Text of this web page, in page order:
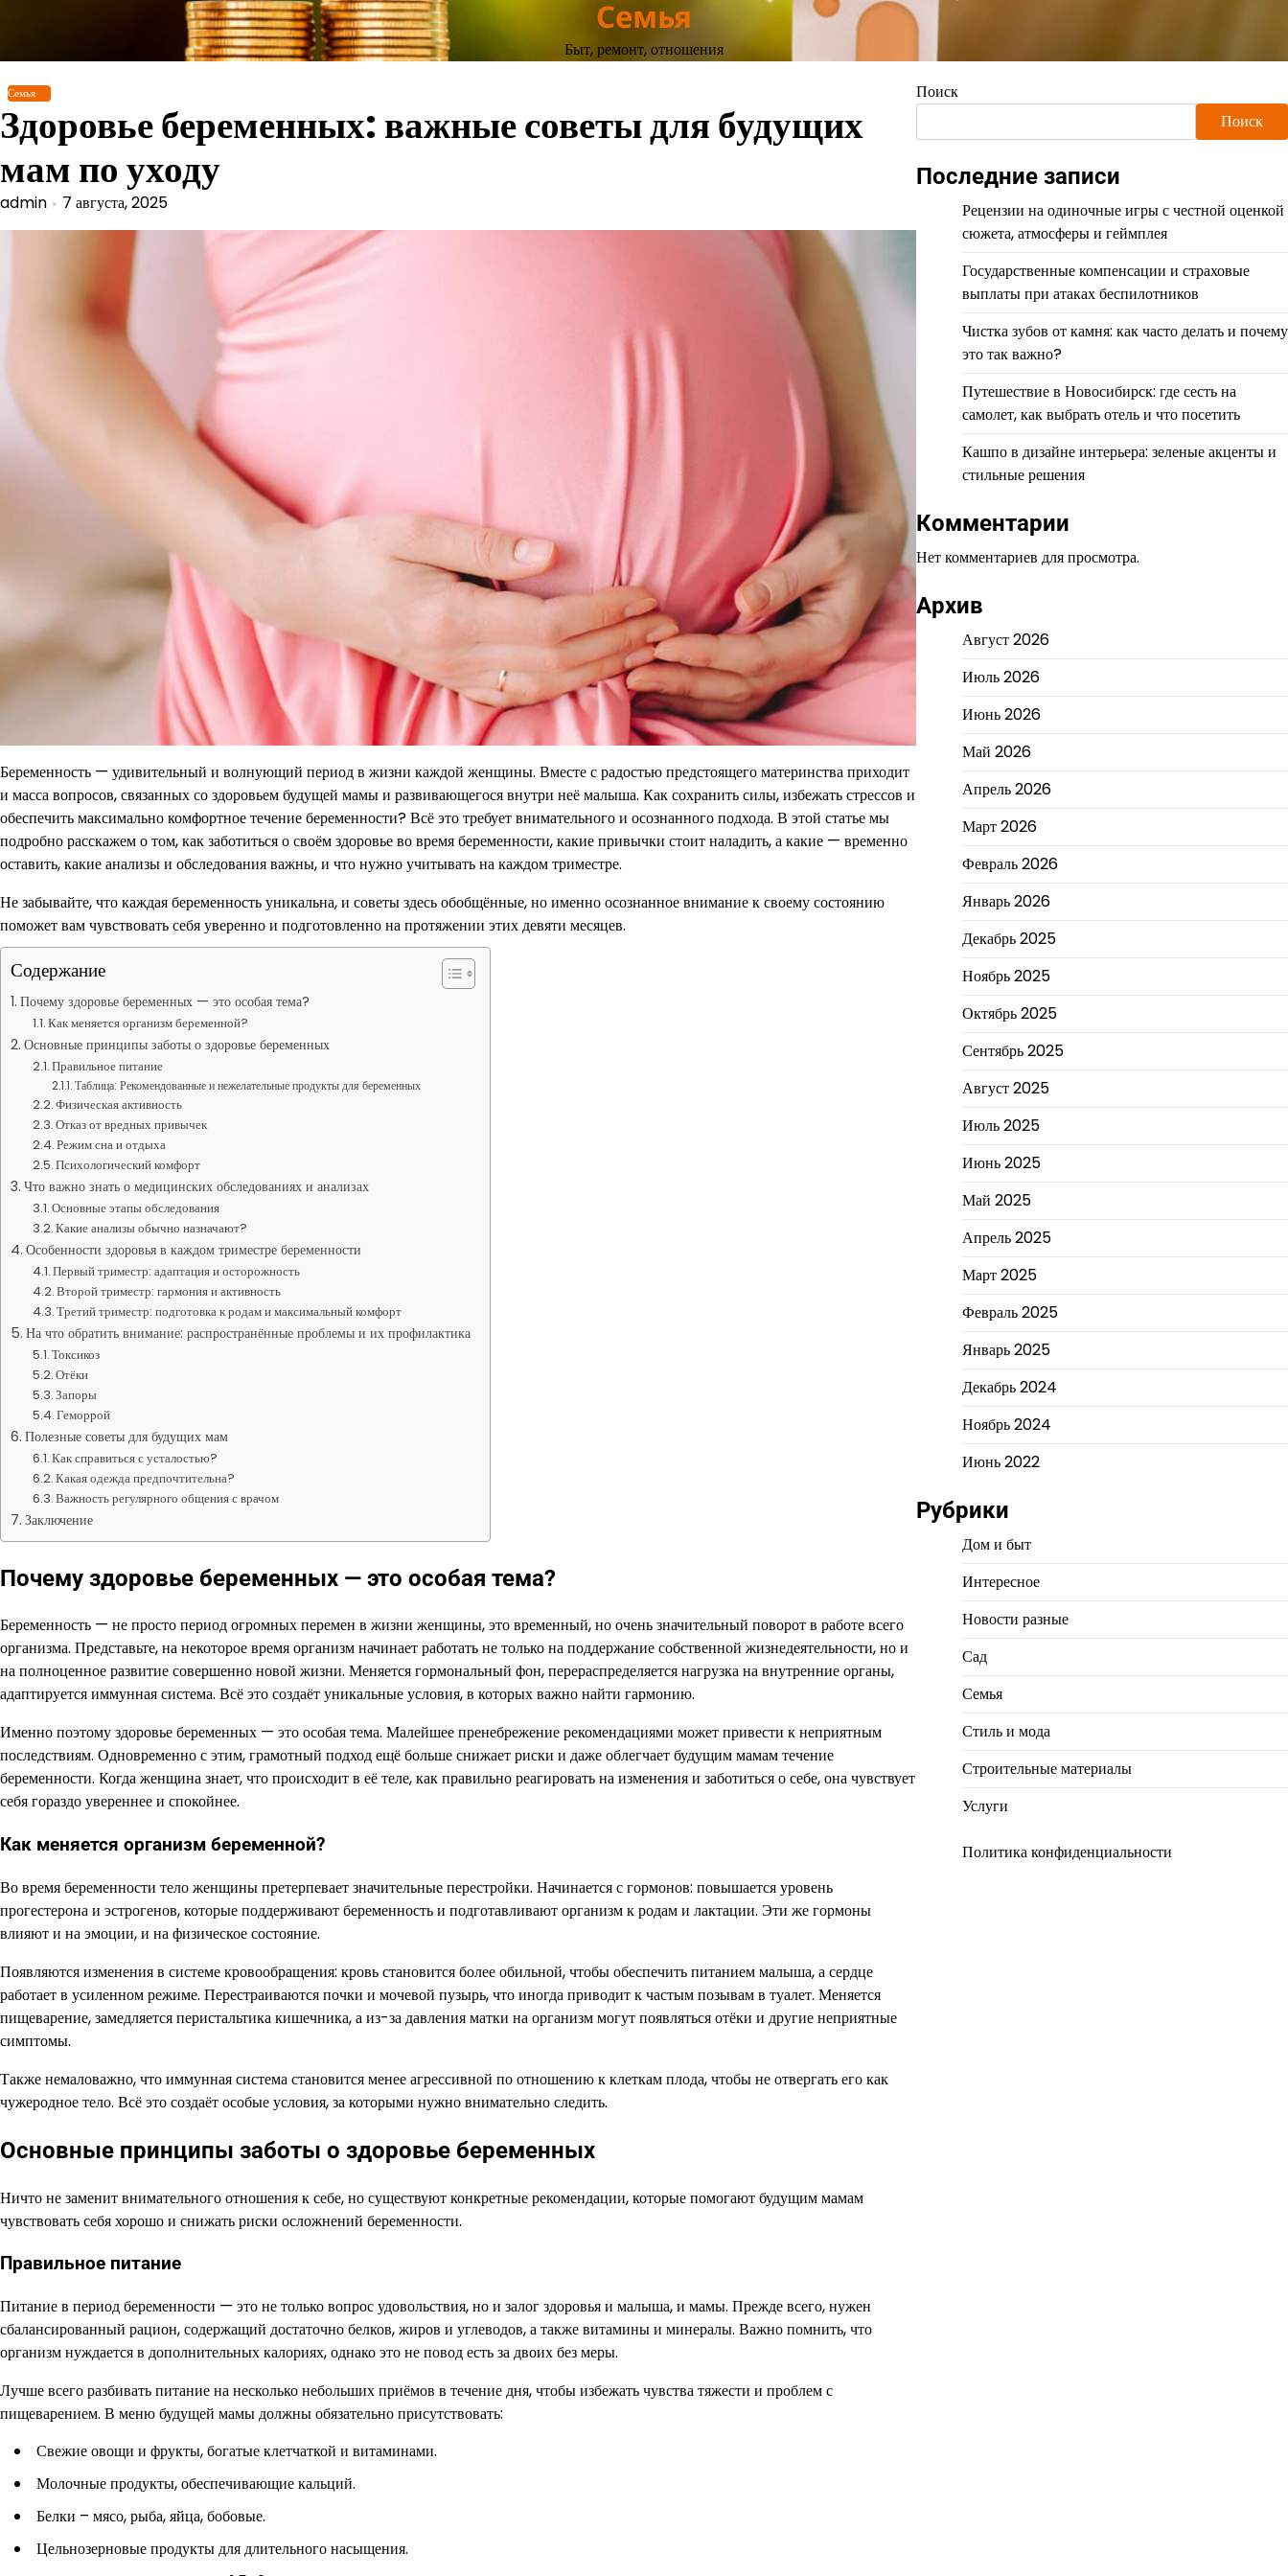
содержимому
Семья
Быт, ремонт, отношения
Семья
Здоровье беременных: важные советы для будущих
мам по уходу
admin 7 августа, 2025
Беременность — удивительный и волнующий период в жизни каждой женщины. Вместе с радостью предстоящего материнства приходит
и масса вопросов, связанных со здоровьем будущей мамы и развивающегося внутри неё малыша. Как сохранить силы, избежать стрессов и
обеспечить максимально комфортное течение беременности? Всё это требует внимательного и осознанного подхода. В этой статье мы
подробно расскажем о том, как заботиться о своём здоровье во время беременности, какие привычки стоит наладить, а какие — временно
оставить, какие анализы и обследования важны, и что нужно учитывать на каждом триместре.
Не забывайте, что каждая беременность уникальна, и советы здесь обобщённые, но именно осознанное внимание к своему состоянию
поможет вам чувствовать себя уверенно и подготовленно на протяжении этих девяти месяцев.
Содержание
Почему здоровье беременных — это особая тема?
Как меняется организм беременной?
Основные принципы заботы о здоровье беременных
Правильное питание
Таблица: Рекомендованные и нежелательные продукты для беременных
Физическая активность
Отказ от вредных привычек
Режим сна и отдыха
Психологический комфорт
Что важно знать о медицинских обследованиях и анализах
Основные этапы обследования
Какие анализы обычно назначают?
Особенности здоровья в каждом триместре беременности
Первый триместр: адаптация и осторожность
Второй триместр: гармония и активность
Третий триместр: подготовка к родам и максимальный комфорт
На что обратить внимание: распространённые проблемы и их профилактика
Токсикоз
Отёки
Запоры
Геморрой
Полезные советы для будущих мам
Как справиться с усталостью?
Какая одежда предпочтительна?
Важность регулярного общения с врачом
Заключение
Почему здоровье беременных — это особая тема?
Беременность — не просто период огромных перемен в жизни женщины, это временный, но очень значительный поворот в работе всего
организма. Представьте, на некоторое время организм начинает работать не только на поддержание собственной жизнедеятельности, но и
на полноценное развитие совершенно новой жизни. Меняется гормональный фон, перераспределяется нагрузка на внутренние органы,
адаптируется иммунная система. Всё это создаёт уникальные условия, в которых важно найти гармонию.
Именно поэтому здоровье беременных — это особая тема. Малейшее пренебрежение рекомендациями может привести к неприятным
последствиям. Одновременно с этим, грамотный подход ещё больше снижает риски и даже облегчает будущим мамам течение
беременности. Когда женщина знает, что происходит в её теле, как правильно реагировать на изменения и заботиться о себе, она чувствует
себя гораздо увереннее и спокойнее.
Как меняется организм беременной?
Во время беременности тело женщины претерпевает значительные перестройки. Начинается с гормонов: повышается уровень
прогестерона и эстрогенов, которые поддерживают беременность и подготавливают организм к родам и лактации. Эти же гормоны
влияют и на эмоции, и на физическое состояние.
Появляются изменения в системе кровообращения: кровь становится более обильной, чтобы обеспечить питанием малыша, а сердце
работает в усиленном режиме. Перестраиваются почки и мочевой пузырь, что иногда приводит к частым позывам в туалет. Меняется
пищеварение, замедляется перистальтика кишечника, а из-за давления матки на организм могут появляться отёки и другие неприятные
симптомы.
Также немаловажно, что иммунная система становится менее агрессивной по отношению к клеткам плода, чтобы не отвергать его как
чужеродное тело. Всё это создаёт особые условия, за которыми нужно внимательно следить.
Основные принципы заботы о здоровье беременных
Ничто не заменит внимательного отношения к себе, но существуют конкретные рекомендации, которые помогают будущим мамам
чувствовать себя хорошо и снижать риски осложнений беременности.
Правильное питание
Питание в период беременности — это не только вопрос удовольствия, но и залог здоровья и малыша, и мамы. Прежде всего, нужен
сбалансированный рацион, содержащий достаточно белков, жиров и углеводов, а также витамины и минералы. Важно помнить, что
организм нуждается в дополнительных калориях, однако это не повод есть за двоих без меры.
Лучше всего разбивать питание на несколько небольших приёмов в течение дня, чтобы избежать чувства тяжести и проблем с
пищеварением. В меню будущей мамы должны обязательно присутствовать:
Свежие овощи и фрукты, богатые клетчаткой и витаминами.
Молочные продукты, обеспечивающие кальций.
Белки – мясо, рыба, яйца, бобовые.
Цельнозерновые продукты для длительного насыщения.
Поиск
Поиск
Последние записи
Рецензии на одиночные игры с честной оценкой
сюжета, атмосферы и геймплея
Государственные компенсации и страховые
выплаты при атаках беспилотников
Чистка зубов от камня: как часто делать и почему
это так важно?
Путешествие в Новосибирск: где сесть на
самолет, как выбрать отель и что посетить
Кашпо в дизайне интерьера: зеленые акценты и
стильные решения
Комментарии
Нет комментариев для просмотра.
Архив
Август 2026
Июль 2026
Июнь 2026
Май 2026
Апрель 2026
Март 2026
Февраль 2026
Январь 2026
Декабрь 2025
Ноябрь 2025
Октябрь 2025
Сентябрь 2025
Август 2025
Июль 2025
Июнь 2025
Май 2025
Апрель 2025
Март 2025
Февраль 2025
Январь 2025
Декабрь 2024
Ноябрь 2024
Июнь 2022
Рубрики
Дом и быт
Интересное
Новости разные
Сад
Семья
Стиль и мода
Строительные материалы
Услуги
Политика конфиденциальности